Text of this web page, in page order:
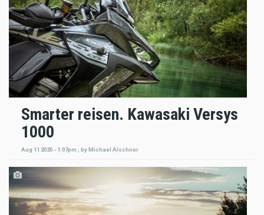
Smarter reisen. Kawasaki Versys
1000
Aug 11 2020 - 1:07pm byMichael Alschner